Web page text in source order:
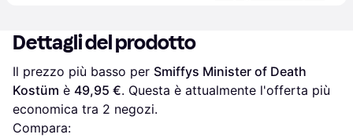
Dettagli del prodotto
Il prezzo più basso per Smiffys Minister of Death
Kostüm è 49,95 €. Questa è attualmente l'offerta più
economica tra 2 negozi.
Compara: